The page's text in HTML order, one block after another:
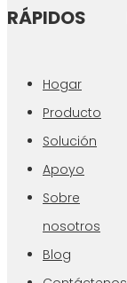
RÁPIDOS
Hogar
Producto
Solución
Apoyo
Sobre
nosotros
Blog